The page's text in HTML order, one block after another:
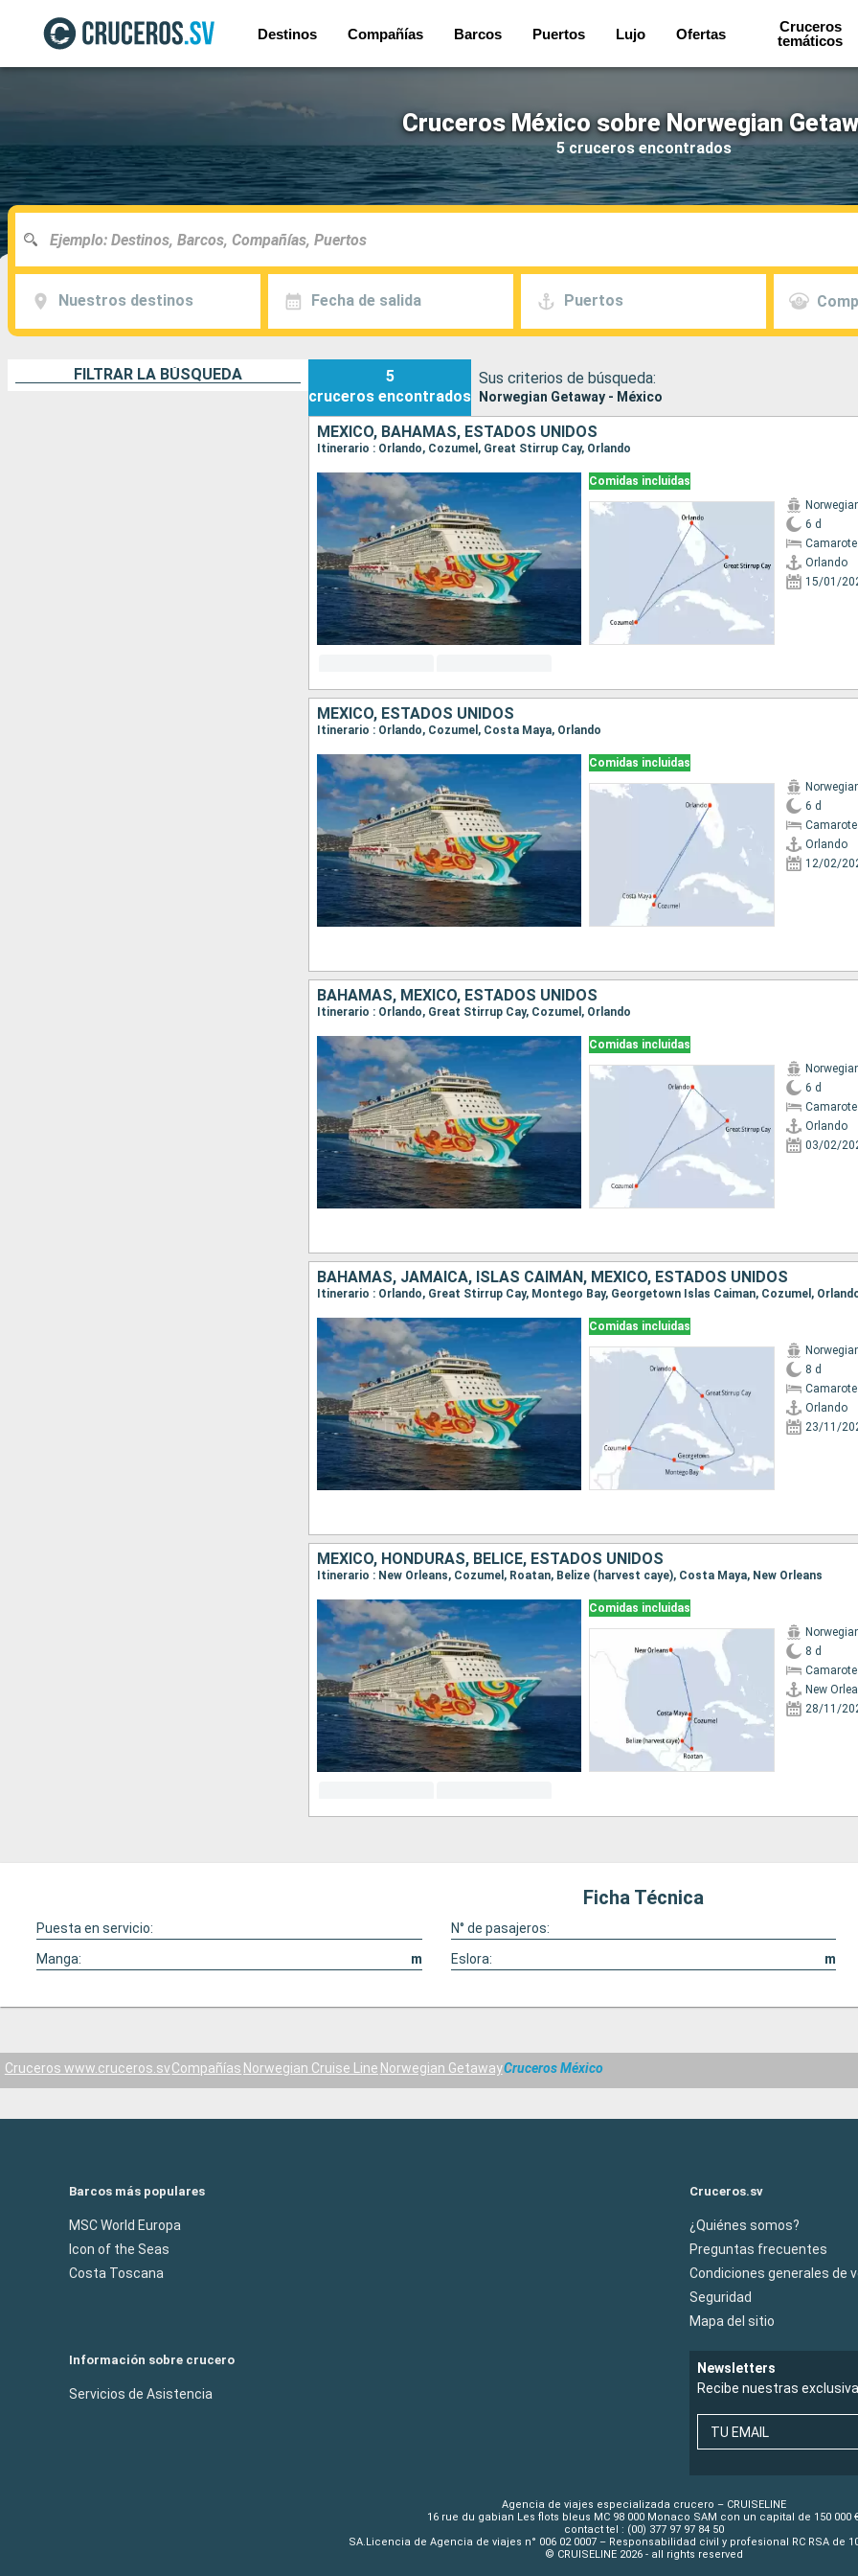
Destinos Compañías Barcos Puertos Lujo Ofertas
Cruceros
temáticos
Cruceros México sobre Norwegian
5 cruceros encontrados
Nuestros destinos Fecha de salida Puertos
FILTRAR LA BÚSQUEDA
5
cruceros encontrados
Sus criterios de búsqueda:
Norwegian Getaway - México
MÉXICO, BAHAMAS, ESTADOS UNIDOS
Itinerario : Orlando, Cozumel, Great Stirrup Cay, Orlando
Comidas incluidas
6 d
Orlando
15/01/
MÉXICO, ESTADOS UNIDOS
Itinerario : Orlando, Cozumel, Costa Maya, Orlando
Comidas incluidas
6 d
Orlando
12/02/
BAHAMAS, MÉXICO, ESTADOS UNIDOS
Itinerario : Orlando, Great Stirrup Cay, Cozumel, Orlando
Comidas incluidas
6 d
Orlando
03/02/
BAHAMAS, JAMAICA, ISLAS CAIMÁN, MÉXICO, ESTADOS UNIDOS
Itinerario : Orlando, Great Stirrup Cay, Montego Bay, Georgetown Islas Caiman, Cozumel,
Comidas incluidas
8 d
Orlando
23/11/
MÉXICO, HONDURAS, BELICE, ESTADOS UNIDOS
Itinerario : New Orleans, Cozumel, Roatan, Belize (harvest caye), Costa Maya, New Orleans
Comidas incluidas
8 d
New
28/11/
Ficha Técnica
Puesta en servicio:
N° de pasajeros:
Manga:
m Eslora: m
Cruceros www.cruceros.svCompañías Norwegian Cruise Line Norwegian GetawayCruceros México
Barcos más populares
MSC World Europa
Icon of the Seas
Costa Toscana
Cruceros.sv
¿Quiénes somos?
Preguntas frecuentes
Condiciones generales de
Seguridad
Mapa del sitio
Información sobre crucero
Servicios de Asistencia
Newsletters
Recibe nuestras
TU EMAIL
Agencia de viajes especializada crucero – CRUISELINE
16 rue du gabian Les flots bleus MC 98 000 Monaco SAM con un capital de 150 000
contact tel : (00) 377 97 97 84 50
SA.Licencia de Agencia de viajes n° 006 02 0007 – Responsabilidad civil y profesional RC RSA de 10
© CRUISELINE 2026 - all rights reserved